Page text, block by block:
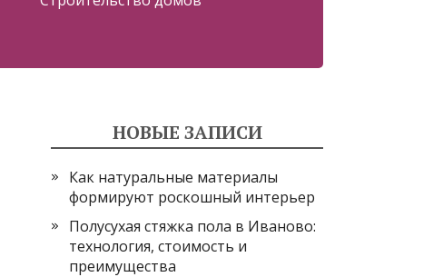
НОВЫЕ ЗАПИСИ
Как натуральные материалы
формируют роскошный интерьер
Полусухая стяжка пола в Иваново:
технология, стоимость и
преимущества